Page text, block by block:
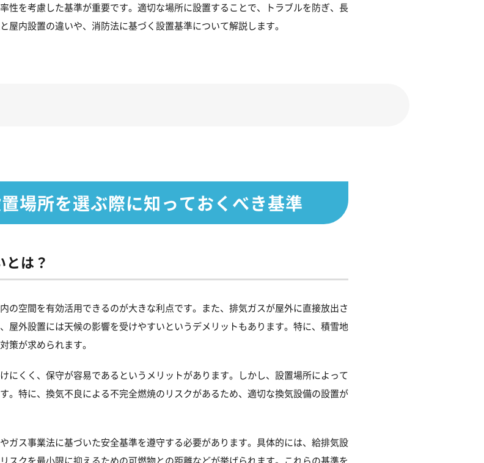
性を考慮した基準が重要です。適切な場所に設置することで、トラブルを防ぎ、長
内設置の違いや、消防法に基づく設置基準について解説します。
場所を選ぶ際に知っておくべき基準
は？
の空間を有効活用できるのが大きな利点です。また、排気ガスが屋外に直接放出さ
屋外設置には天候の影響を受けやすいというデメリットもあります。特に、積雪地
策が求められます。
にくく、保守が容易であるというメリットがあります。しかし、設置場所によって
。特に、換気不良による不完全燃焼のリスクがあるため、適切な換気設備の設置が
ガス事業法に基づいた安全基準を遵守する必要があります。具体的には、給排気設
スクを最小限に抑えるための可燃物との距離などが挙げられます。これらの基準を